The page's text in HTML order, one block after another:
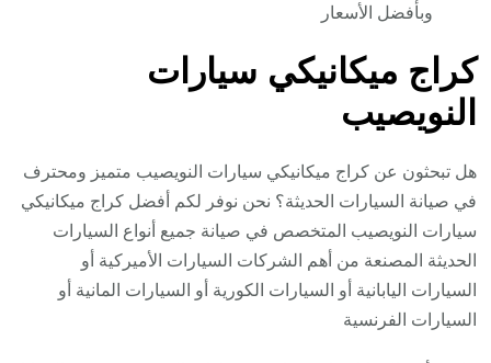
وبأفضل الأسعار
كراج ميكانيكي سيارات
النويصيب
هل تبحثون عن كراج ميكانيكي سيارات النويصيب متميز ومحترف
في صيانة السيارات الحديثة؟ نحن نوفر لكم أفضل كراج ميكانيكي
سيارات النويصيب المتخصص في صيانة جميع أنواع السيارات
الحديثة المصنعة من أهم الشركات السيارات الأميركية أو
السيارات اليابانية أو السيارات الكورية أو السيارات المانية أو
السيارات الفرنسية